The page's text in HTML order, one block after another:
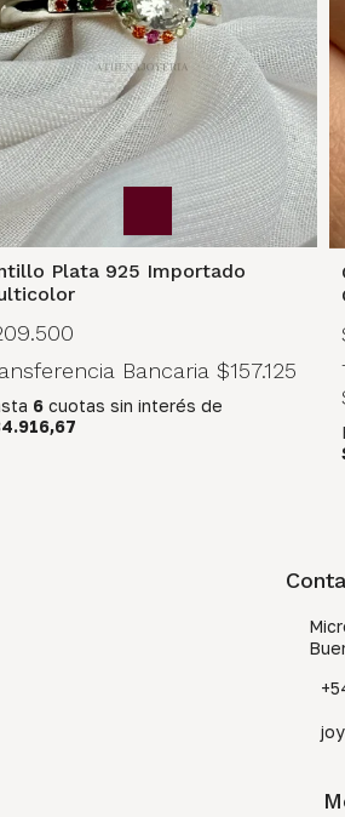
Plata 925 Importado
Bancaria $157.125
6 cuotas sin interés de